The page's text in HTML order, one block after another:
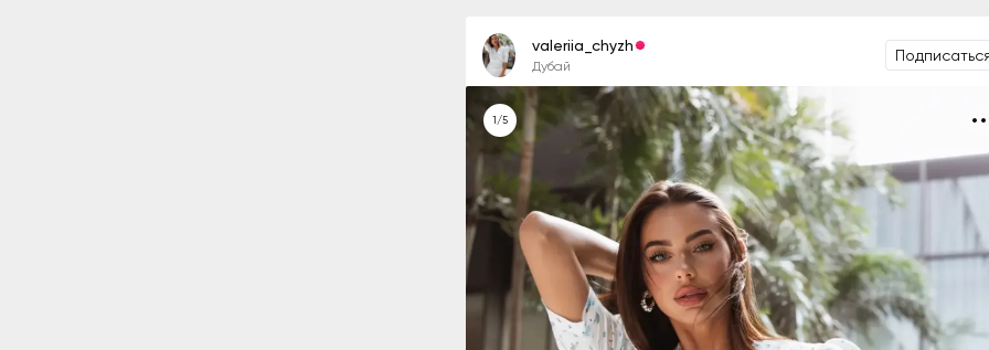
valeriia_chyzh
Дубай
1/5